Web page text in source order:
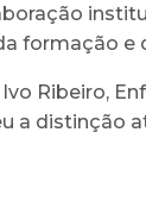
formação e
Ribeiro,
a distinção